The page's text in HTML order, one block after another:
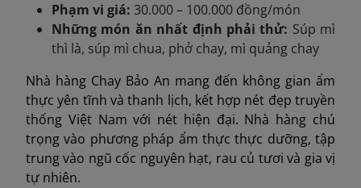
Phạm vi giá: 30.000 – 100.000 đồng/món
Những món ăn nhất định phải thử: Súp mì
thì là, súp mì chua, phở chay, mì quảng chay
Nhà hàng Chay Bảo An mang đến không gian ẩm
thực yên tĩnh và thanh lịch, kết hợp nét đẹp truyền
thống Việt Nam với nét hiện đại. Nhà hàng chú
trọng vào phương pháp ẩm thực thực dưỡng, tập
trung vào ngũ cốc nguyên hạt, rau củ tươi và gia vị
tự nhiên.